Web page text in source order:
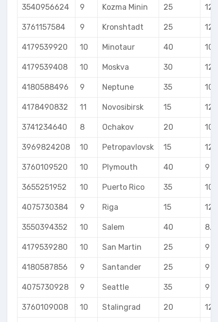
3540956624 9 Kozma Minin 25 12
3761157584 9 Kronshtadt 25 12
4179539920 10 Minotaur 40 10
4179539408 10 Moskva 30 12
4180588496 9 Neptune 35 10
4178490832 11 Novosibirsk 15 12
3741234640 8 Ochakov 20 10
3969824208 10 Petropavlovsk 15 12
3760109520 10 Plymouth 40 9
3655251952 10 Puerto Rico 35 10
4075730384 9 Riga 15 12
3550394352 10 Salem 40 8.5
4179539280 10 San Martin 25 9
4180587856 9 Santander 25 9
4075730928 9 Seattle 35 9
3760109008 10 Stalingrad 20 12